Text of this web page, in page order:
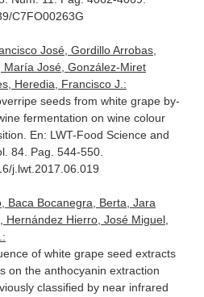
C7FO00263G
José, Gordillo Arrobas,
María José, González-Miret
Heredia, Francisco J.:
seeds from white grape by-
fermentation on wine colour
En: LWT-Food Science and
84. Pag. 544-550.
j.lwt.2017.06.019
Baca Bocanegra, Berta, Jara
Hernández Hierro, José Miguel,
of white grape seed extracts
on the anthocyanin extraction
classified by near infrared